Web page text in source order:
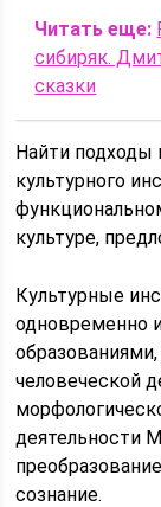
Читать еще:
сибиряк.
сказки
Найти
культурного
культуре,
Культурные
одновременно
человеческой
деятельности
сознание.